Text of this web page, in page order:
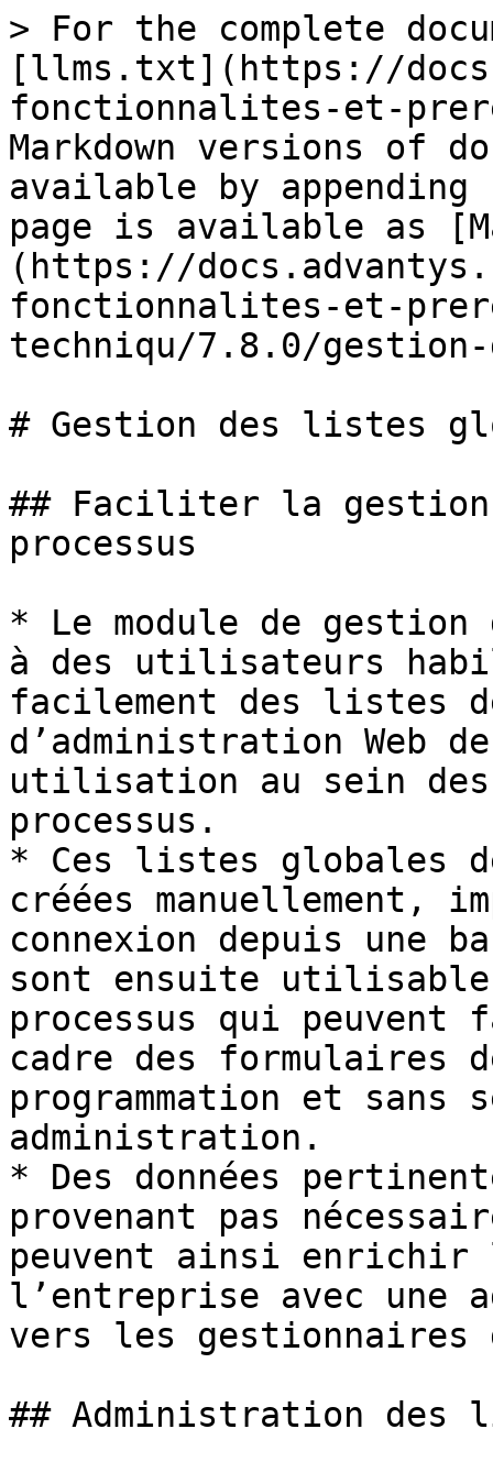
> For the complete
[llms.txt](https://
fonctionnalites-et-
Markdown versions of
available by
page is available as
(https://
fonctionnalites-et-
techniqu/7.8.0/
# Gestion des listes
## Faciliter la gestion
processus
* Le module de
à des utilisateurs
facilement des listes
d’administration Web
utilisation au sein
processus.
* Ces listes globales
créées manuellement,
connexion depuis une
sont ensuite
processus qui
cadre des formulaires
programmation et sans
administration.
* Des données
provenant pas
peuvent ainsi enrichir
l’entreprise avec une
vers les gestionnaires
## Administration des